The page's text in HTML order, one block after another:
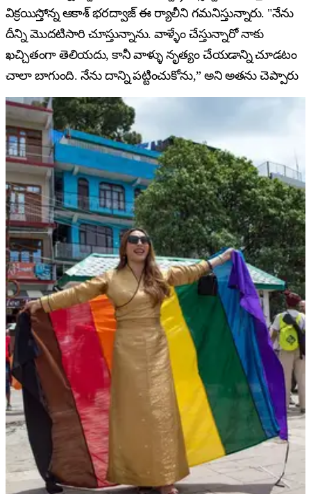
విక్రయిస్తోన్న ఆకాశ్ భరద్వాజ్ ఈ ర్యాలీని గమనిస్తున్నారు. "నేను
దీన్ని మొదటిసారి చూస్తున్నాను. వాళ్ళేం చేస్తున్నారో నాకు
ఖచ్చితంగా తెలియదు, కానీ వాళ్ళు నృత్యం చేయడాన్ని చూడటం
చాలా బాగుంది. నేను దాన్ని పట్టించుకోను,” అని అతను చెప్పారు